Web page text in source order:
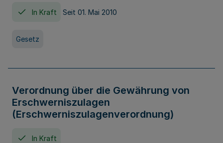
In Kraft Seit 01. Mai 2010
Gesetz
Verordnung über die Gewährung von
Erschwerniszulagen
(Erschwerniszulagenverordnung)
In Kraft